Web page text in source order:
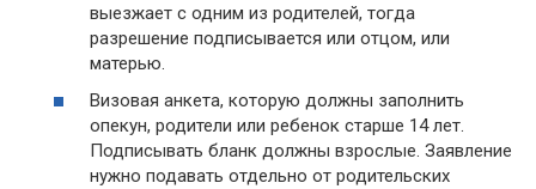
выезжает с одним из родителей, тогда
разрешение подписывается или отцом, или
матерью.
Визовая анкета, которую должны заполнить
опекун, родители или ребенок старше 14 лет.
Подписывать бланк должны взрослые. Заявление
нужно подавать отдельно от родительских